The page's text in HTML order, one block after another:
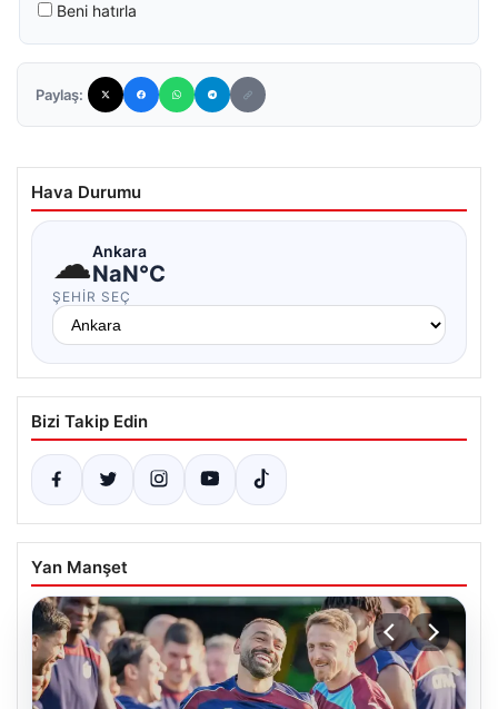
Beni hatırla
Paylaş:
Hava Durumu
☁Ankara
NaN°C
ŞEHIR SEÇ
Bizi Takip Edin
Yan Manşet